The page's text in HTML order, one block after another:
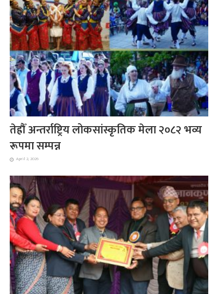
तेह्रौँ अन्तर्राष्ट्रिय लोकसांस्कृतिक मेला २०८२ भव्य
रूपमा सम्पन्न
April 2, 2026